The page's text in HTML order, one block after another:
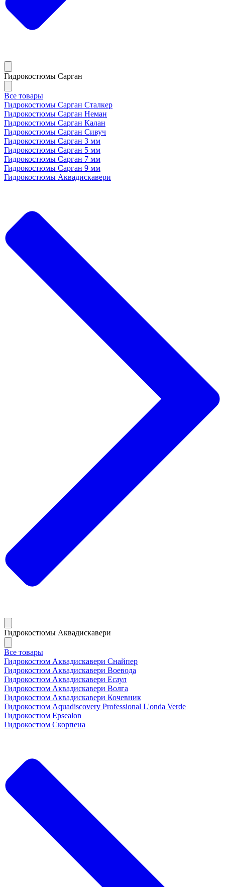
Гидрокостюмы Сарган
Все товары
Гидрокостюмы Сарган Сталкер
Гидрокостюмы Сарган Неман
Гидрокостюмы Сарган Калан
Гидрокостюмы Сарган Сивуч
Гидрокостюмы Сарган 3 мм
Гидрокостюмы Сарган 5 мм
Гидрокостюмы Сарган 7 мм
Гидрокостюмы Сарган 9 мм
Гидрокостюмы Аквадискавери
Гидрокостюмы Аквадискавери
Все товары
Гидрокостюм Аквадискавери Снайпер
Гидрокостюм Аквадискавери Воевода
Гидрокостюм Аквадискавери Есаул
Гидрокостюм Аквадискавери Волга
Гидрокостюм Аквадискавери Кочевник
Гидрокостюм Aquadiscovery Professional L'onda Verde
Гидрокостюм Epsealon
Гидрокостюм Скорпена